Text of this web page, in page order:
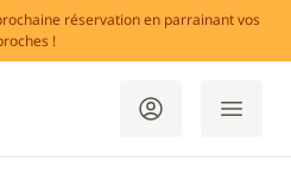
réservation en parrainant vos
!